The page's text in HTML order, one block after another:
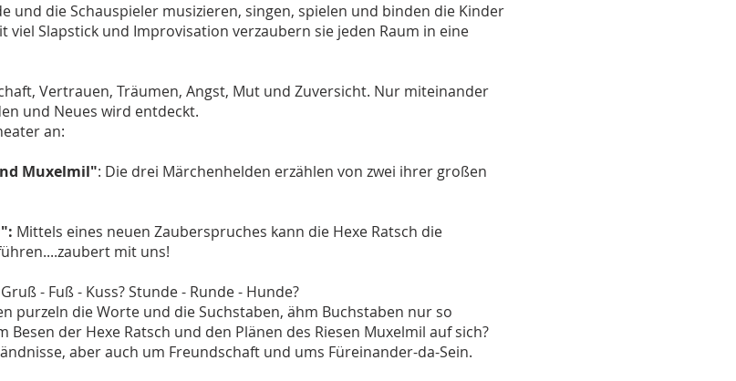
und die Schauspieler musizieren, singen, spielen und binden die Kinder
viel Slapstick und Improvisation verzaubern sie jeden Raum in eine
Vertrauen, Träumen, Angst, Mut und Zuversicht. Nur miteinander
und Neues wird entdeckt.
an:
Muxelmil": Die drei Märchenhelden erzählen von zwei ihrer großen
Mittels eines neuen Zauberspruches kann die Hexe Ratsch die
mit uns!
Gruß - Fuß - Kuss? Stunde - Runde - Hunde?
purzeln die Worte und die Suchstaben, ähm Buchstaben nur so
der Hexe Ratsch und den Plänen des Riesen Muxelmil auf sich?
aber auch um Freundschaft und ums Füreinander-da-Sein.